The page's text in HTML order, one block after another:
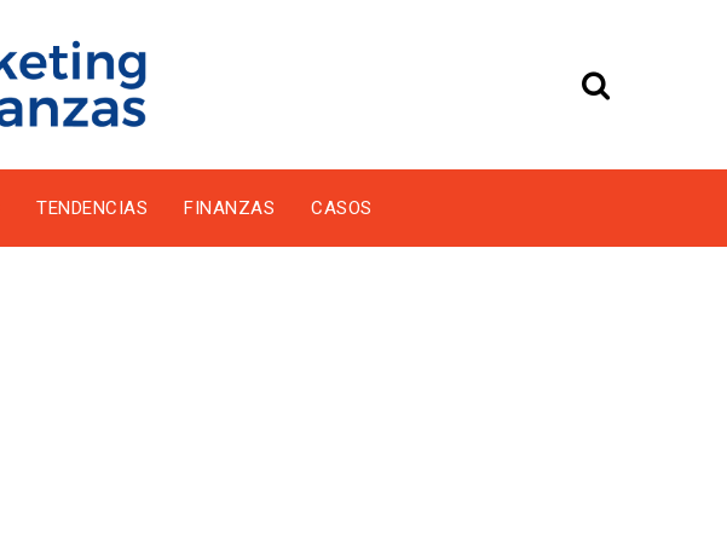
TENDENCIAS FINANZAS CASOS